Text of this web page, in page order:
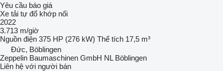
Yêu cầu báo giá
Xe tải tự đổ khớp nối
2022
3.713 m/giờ
Nguồn điện 375 HP (276 kW) Thể tích 17,5 m³
Đức, Böblingen
Zeppelin Baumaschinen GmbH NL Böblingen
Liên hệ với người bán